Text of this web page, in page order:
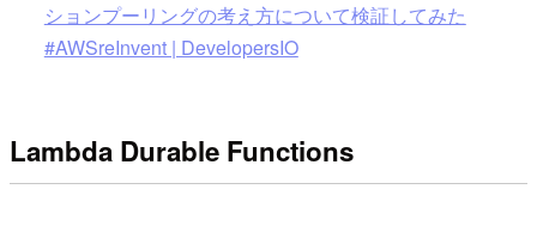
ションプーリングの考え方について検証してみた
#AWSreInvent | DevelopersIO
Lambda Durable Functions